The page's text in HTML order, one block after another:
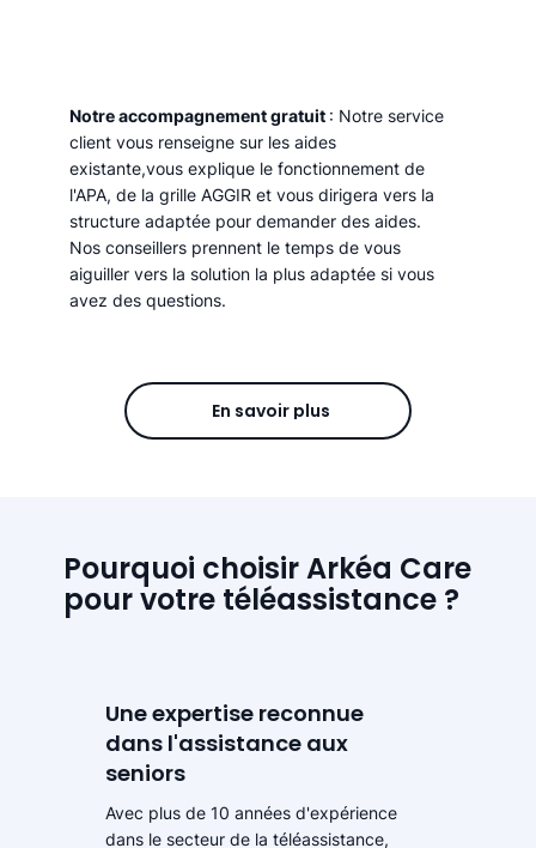
Notre accompagnement gratuit : Notre service
client vous renseigne sur les aides
existante,vous explique le fonctionnement de
l'APA, de la grille AGGIR et vous dirigera vers la
structure adaptée pour demander des aides.
Nos conseillers prennent le temps de vous
aiguiller vers la solution la plus adaptée si vous
avez des questions.
En savoir plus
Pourquoi choisir Arkéa Care
pour votre téléassistance ?
Une expertise reconnue
dans l'assistance aux
seniors
Avec plus de 10 années d'expérience
dans le secteur de la téléassistance,